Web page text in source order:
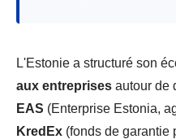
L'Estonie a structuré son
aux entreprises autour de
EAS (Enterprise Estonia,
KredEx (fonds de garantie